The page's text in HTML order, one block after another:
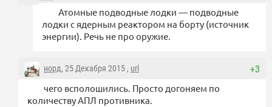
Атомные подводные лодки — подводные
лодки с ядерным реактором на борту (источник
энергии). Речь не про оружие.
+3
норд, 25 Декабря 2015 , url
чего всполошились. Просто догоняем по
количеству АПЛ противника.